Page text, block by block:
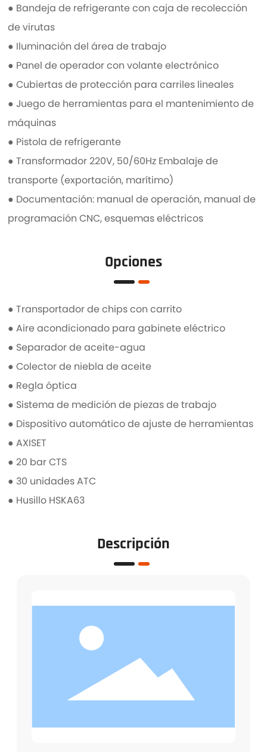
● Bandeja de refrigerante con caja de recolección
de virutas
● Iluminación del área de trabajo
● Panel de operador con volante electrónico
● Cubiertas de protección para carriles lineales
● Juego de herramientas para el mantenimiento de
máquinas
● Pistola de refrigerante
● Transformador 220V, 50/60Hz Embalaje de
transporte (exportación, marítimo)
● Documentación: manual de operación, manual de
programación CNC, esquemas eléctricos
Opciones
● Transportador de chips con carrito
● Aire acondicionado para gabinete eléctrico
● Separador de aceite-agua
● Colector de niebla de aceite
● Regla óptica
● Sistema de medición de piezas de trabajo
● Dispositivo automático de ajuste de herramientas
● AXISET
● 20 bar CTS
● 30 unidades ATC
● Husillo HSKA63
Descripción